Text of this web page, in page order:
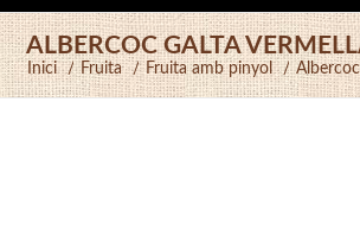
ALBERCOC GALTA
Inici / Fruita / Fruita amb pinyol /